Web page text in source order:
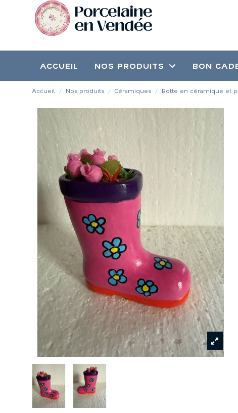
ACCUEIL NOS PRODUITS BON
Accueil Nos produits Céramiques Botte en céramique et